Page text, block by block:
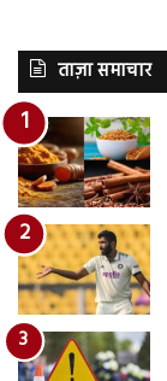
ताज़ा समाचार